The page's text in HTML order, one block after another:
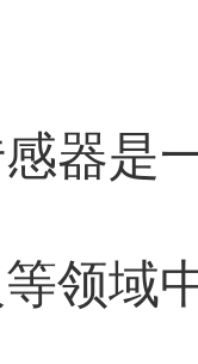
器是
领域